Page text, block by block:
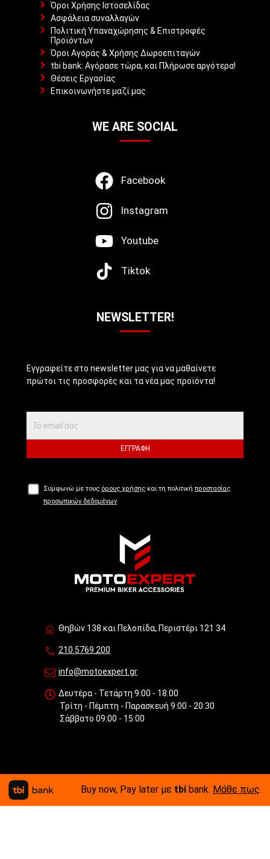
Όροι Χρήσης Ιστοσελίδας
Ασφάλεια συναλλαγών
Πολιτική Υπαναχώρησης & Επιστροφές
Προϊόντων
Όροι Αγοράς & Χρήσης Δωροεπιταγών
tbi bank: Αγόρασε τώρα, και Πλήρωσε αργότερα!
Θέσεις Εργασίας
Επικοινωνήστε μαζί μας
WE ARE SOCIAL
Facebook
Instagram
Youtube
Tiktok
NEWSLETTER!
Εγγραφείτε στο newsletter μας για να μαθαίνετε
πρώτοι τις προσφορές και τα νέα μας προϊόντα!
ΕΓΓΡΑΦΉ
Συμφωνώ με τους όρους χρήσης και τη πολιτική προστασίας
προσωπικών δεδομένων
Θηβών 138 και Πελοπίδα, Περιστέρι 121 34
210.5769.200
info@motoexpert.gr
Δευτέρα - Τετάρτη 9:00 - 18:00
Τρίτη - Πέμπτη - Παρασκευή 9:00 - 20:30
Σάββατο 09:00 - 15:00
Buy now, Pay later με tbi bank. Μάθε πως.